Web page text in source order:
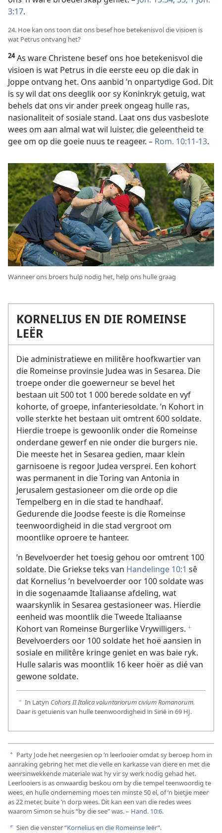
3:17.
24. Hoe kan ons toon dat ons besef hoe betekenisvol die visioen is
wat Petrus ontvang het?
24As ware Christene besef ons hoe betekenisvol die
visioen is wat Petrus in die eerste eeu op die dak in
Joppe ontvang het. Ons aanbid ’n onpartydige God. Dit
is sy wil dat ons deeglik oor sy Koninkryk getuig, wat
behels dat ons vir ander preek ongeag hulle ras,
nasionaliteit of sosiale stand. Laat ons dus vasbeslote
wees om aan almal wat wil luister, die geleentheid te
gee om op die goeie nuus te reageer. – Rom. 10:11-13.
Wanneer ons broers hulp nodig het, help ons hulle graag
KORNELIUS EN DIE ROMEINSE
LEËR
Die administratiewe en militêre hoofkwartier van
die Romeinse provinsie Judea was in Sesarea. Die
troepe onder die goewerneur se bevel het
bestaan uit 500 tot 1 000 berede soldate en vyf
kohorte, of groepe, infanteriesoldate. ’n Kohort in
volle sterkte het bestaan uit omtrent 600 soldate.
Hierdie troepe is gewoonlik onder die Romeinse
onderdane gewerf en nie onder die burgers nie.
Die meeste het in Sesarea gedien, maar klein
garnisoene is regoor Judea versprei. Een kohort
was permanent in die Toring van Antonia in
Jerusalem gestasioneer om die orde op die
Tempelberg en in die stad te handhaaf.
Gedurende die Joodse feeste is die Romeinse
teenwoordigheid in die stad vergroot om
moontlike oproere te hanteer.
’n Bevelvoerder het toesig gehou oor omtrent 100
soldate. Die Griekse teks van Handelinge 10:1 sê
dat Kornelius ’n bevelvoerder oor 100 soldate was
in die sogenaamde Italiaanse afdeling, wat
waarskynlik in Sesarea gestasioneer was. Hierdie
eenheid was moontlik die Tweede Italiaanse
Kohort van Romeinse Burgerlike Vrywilligers. f
Bevelvoerders oor 100 soldate het hoë aansien in
sosiale en militêre kringe geniet en was baie ryk.
Hulle salaris was moontlik 16 keer hoër as dié van
gewone soldate.
f In Latyn Cohors II Italica voluntariorum civium Romanorum.
Daar is getuienis van hulle teenwoordigheid in Sirië in 69 HJ.
a Party Jode het neergesien op ’n leerlooier omdat sy beroep hom in
aanraking gebring het met die velle en karkasse van diere en met die
weersinwekkende materiale wat hy vir sy werk nodig gehad het.
Leerlooiers is as onwaardig beskou om by die tempel teenwoordig te
wees, en hulle onderneming moes ten minste 50 el, of ’n bietjie meer
as 22 meter, buite ’n dorp wees. Dit kan een van die redes wees
waarom Simon se huis “by die see” was. – Hand. 10:6.
b Sien die venster “Kornelius en die Romeinse leër”.